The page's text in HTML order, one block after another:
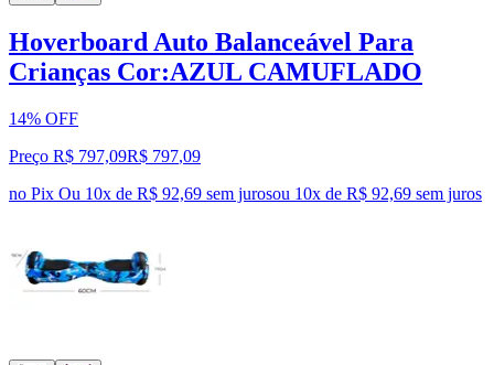
Hoverboard Auto Balanceável Para
Crianças Cor:AZUL CAMUFLADO
14% OFF
Preço R$ 797,09R$ 797,09
no Pix Ou 10x de R$ 92,69 sem jurosou 10x de R$ 92,69 sem juros